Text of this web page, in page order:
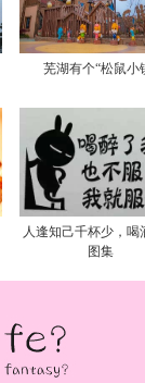
芜湖有个“松鼠小
人逢知己千杯少，喝
图集